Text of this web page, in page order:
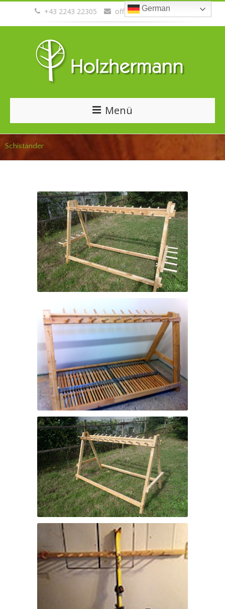
+43 2243 22305 office@holzhermann.at
Menü
Schiständer
Schiständer Modell „Holzhermann“
Schmelzwasser-Auffangwanne
Klappbarer Schiständer
Wandschihalter
German